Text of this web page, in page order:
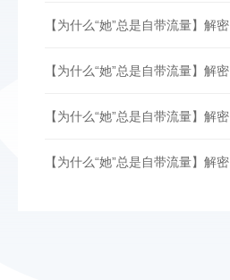
【为什么“她”总是自带流量】解密
【为什么“她”总是自带流量】解密
【为什么“她”总是自带流量】解密
【为什么“她”总是自带流量】解密